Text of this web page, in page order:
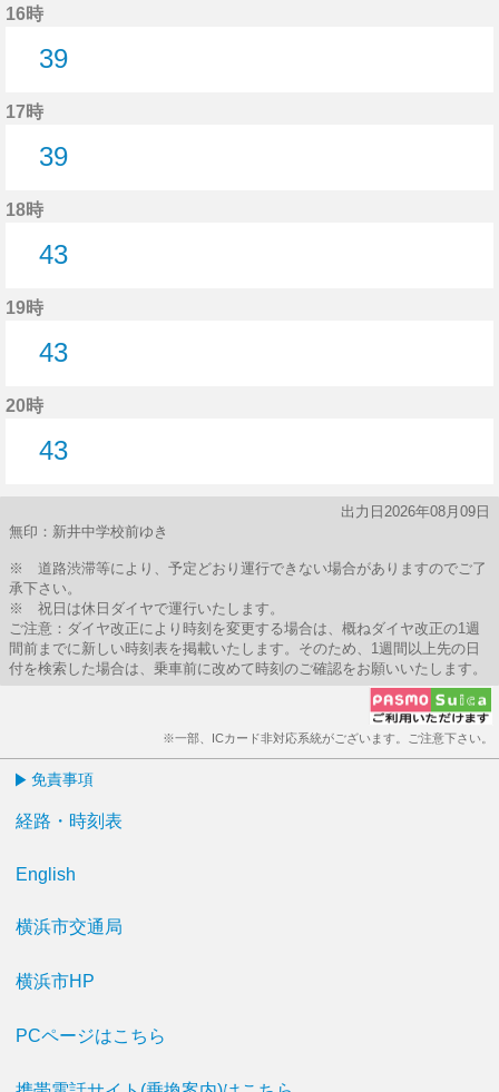
16時
39
17時
39
18時
43
19時
43
20時
43
出力日2026年08月09日
無印：新井中学校前ゆき
※ 道路渋滞等により、予定どおり運行できない場合がありますのでご了
承下さい。
※ 祝日は休日ダイヤで運行いたします。
ご注意：ダイヤ改正により時刻を変更する場合は、概ねダイヤ改正の1週
間前までに新しい時刻表を掲載いたします。そのため、1週間以上先の日
付を検索した場合は、乗車前に改めて時刻のご確認をお願いいたします。
※一部、ICカード非対応系統がございます。ご注意下さい。
免責事項
経路・時刻表
English
横浜市交通局
横浜市HP
PCページはこちら